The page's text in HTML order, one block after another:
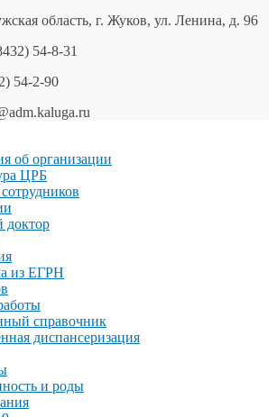
область, г. Жуков, ул. Ленина, д. 96
54-8-31
54-2-90
об организации
ЦРБ
доктор
из ЕГРН
справочник
диспансеризация
и роды